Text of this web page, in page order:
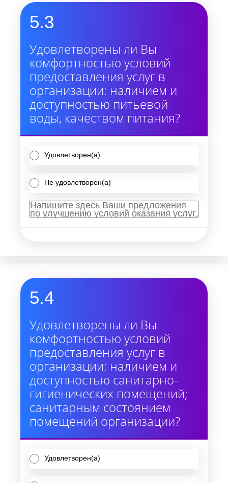
5.3
Удовлетворены ли Вы
комфортностью условий
предоставления услуг в
организации: наличием и
доступностью питьевой
воды, качеством питания?
Удовлетворен(а)
Не удовлетворен(а)
5.4
Удовлетворены ли Вы
комфортностью условий
предоставления услуг в
организации: наличием и
доступностью санитарно-
гигиенических помещений;
санитарным состоянием
помещений организации?
Удовлетворен(а)